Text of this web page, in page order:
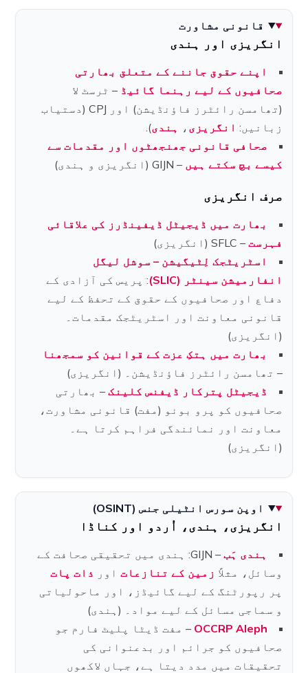
قانونی مشاورت
انگریزی اور ہندی
اپنے حقوق جاننے کے متعلق بھارتی
صحافیوں کے لیے رہنما گائیڈ – ٹرسٹ لا
(تھامسن رائٹرز فاؤنڈیشن) اور CPJ (دستیاب
زبانیں: انگریزی ، ہندی).
صحافی قانونی جھنجھٹوں اور مقدمات سے
کیسے بچ سکتے ہیں – GIJN (انگریزی و ہندی)
صرف انگریزی
بھارت میں ڈیجیٹل ڈیفینڈرز کی علاقائی
فہرست – SFLC (انگریزی)
اسٹریٹجک لِٹیگیشن – سوشل لیگل
انفارمیشن سینٹر (SLIC)
: پریس کی آزادی کے
دفاع اور صحافیوں کے حقوق کے تحفظ کے لیے
قانونی معاونت اور اسٹریٹجک مقدمات۔
(انگریزی)
بھارت میں ہتکِ عزت کے قوانین کو سمجھنا
– تھامسن رائٹرز فاؤنڈیشن۔ (انگریزی)
ڈیجیٹل پترکار ڈیفنس کلینک – بھارتی
صحافیوں کو پرو بونو (مفت) قانونی مشاورت،
معاونت اور نمائندگی فراہم کرتا ہے۔
(انگریزی)
اوپن سورس انٹیلی جنس (OSINT)
انگریزی، ہندی، اُردو اور کناڈا
ہندی ہَب
– GIJN: ہندی میں تحقیقی صحافت کے
وسائل، مثلاً زمین کے تنازعات اور ذات پات
پر رپورٹنگ کے لیے گائیڈز، اور ماحولیاتی
و سماجی مسائل کے لیے مواد۔ (ہندی)
OCCRP Aleph – مفت ڈیٹا پلیٹ فارم جو
صحافیوں کو جرائم اور بدعنوانی کی
تحقیقات میں مدد دیتا ہے، جہاں لاکھوں